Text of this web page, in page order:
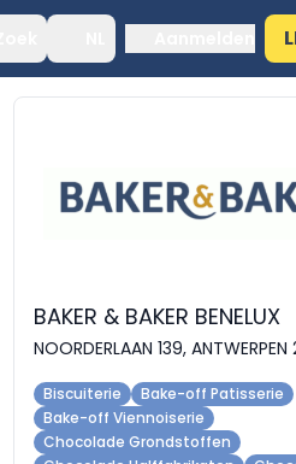
BAKER & BAKER BENELUX
NOORDERLAAN 139,
Biscuiterie
Bake-off Patisserie
Bake-off Viennoiserie
Chocolade Grondstoffen